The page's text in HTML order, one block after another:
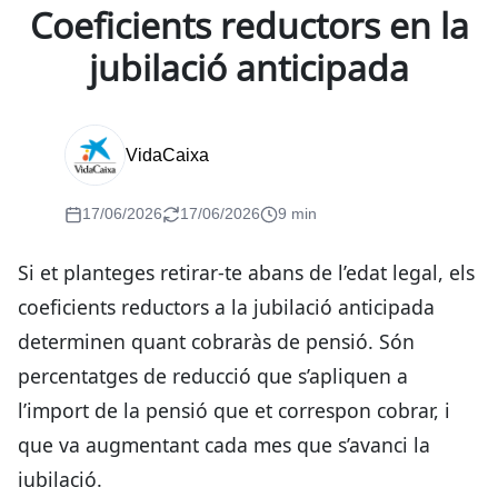
Coeficients reductors en la
jubilació anticipada
VidaCaixa
17/06/2026 17/06/2026 9 min
Si et planteges retirar-te abans de l’edat legal, els
coeficients reductors a la jubilació anticipada
determinen quant cobraràs de pensió. Són
percentatges de reducció que s’apliquen a
l’import de la pensió que et correspon cobrar, i
que va augmentant cada mes que s’avanci la
jubilació.